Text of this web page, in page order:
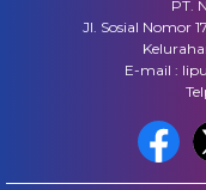
PT.
Jl. Sosial Nomor
E-mail :